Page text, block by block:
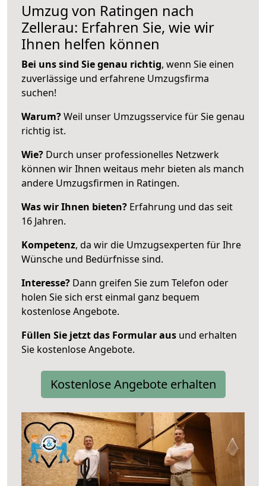
Umzug von Ratingen nach
Zellerau: Erfahren Sie, wie wir
Ihnen helfen können
Bei uns sind Sie genau richtig, wenn Sie einen
zuverlässige und erfahrene Umzugsfirma
suchen!
Warum?Weil unser Umzugsservice für Sie genau
richtig ist.
Wie? Durch unser professionelles Netzwerk
können wir Ihnen weitaus mehr bieten als manch
andere Umzugsfirmen in Ratingen.
Was wir Ihnen bieten? Erfahrung und das seit
16 Jahren.
Kompetenz, da wir die Umzugsexperten für Ihre
Wünsche und Bedürfnisse sind.
Interesse? Dann greifen Sie zum Telefon oder
holen Sie sich erst einmal ganz bequem
kostenlose Angebote.
Füllen Sie jetzt das Formular aus und erhalten
Sie kostenlose Angebote.
Kostenlose Angebote erhalten